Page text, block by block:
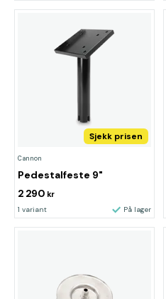
Sjekk prisen
Cannon
Pedestalfeste 9"
2 290 kr
1 variant På lager